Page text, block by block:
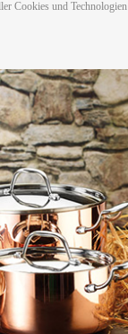
Cookies und Technologien